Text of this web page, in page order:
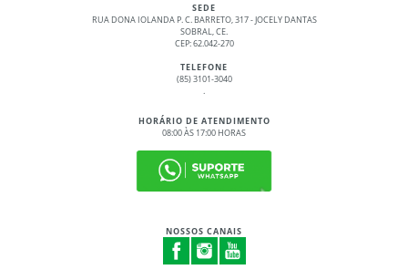
SEDE
RUA DONA IOLANDA P. C. BARRETO, 317 - JOCELY DANTAS
SOBRAL, CE.
CEP: 62.042-270
TELEFONE
(85) 3101-3040
.
HORÁRIO DE ATENDIMENTO
08:00 ÀS 17:00 HORAS
NOSSOS CANAIS